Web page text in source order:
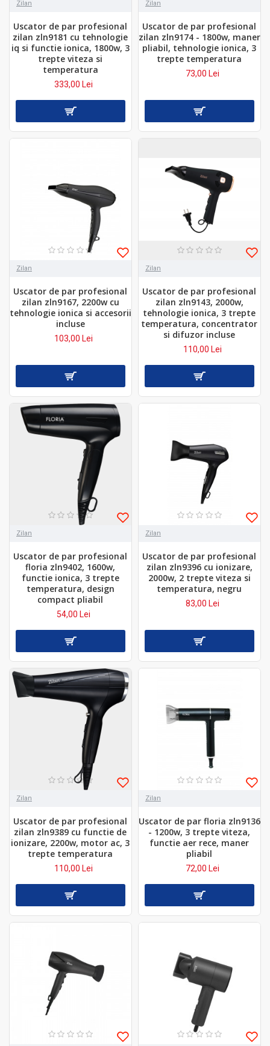
Zilan
Uscator de par profesional
zilan zln9181 cu tehnologie
iq si functie ionica, 1800w, 3
trepte viteza si
temperatura
333,00 Lei
Zilan
Uscator de par profesional
zilan zln9174 - 1800w, maner
pliabil, tehnologie ionica, 3
trepte temperatura
73,00 Lei
Zilan
Uscator de par profesional
zilan zln9167, 2200w cu
tehnologie ionica si accesorii
incluse
103,00 Lei
Zilan
Uscator de par profesional
zilan zln9143, 2000w,
tehnologie ionica, 3 trepte
temperatura, concentrator
si difuzor incluse
110,00 Lei
Zilan
Uscator de par profesional
floria zln9402, 1600w,
functie ionica, 3 trepte
temperatura, design
compact pliabil
54,00 Lei
Zilan
Uscator de par profesional
zilan zln9396 cu ionizare,
2000w, 2 trepte viteza si
temperatura, negru
83,00 Lei
Zilan
Uscator de par profesional
zilan zln9389 cu functie de
ionizare, 2200w, motor ac, 3
trepte temperatura
110,00 Lei
Zilan
Uscator de par floria zln9136
- 1200w, 3 trepte viteza,
functie aer rece, maner
pliabil
72,00 Lei